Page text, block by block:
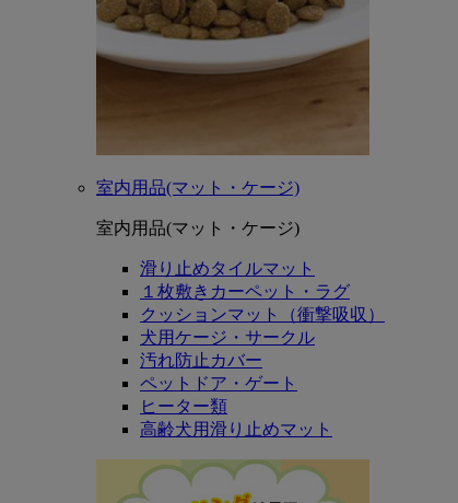
室内用品(マット・ケージ)
室内用品(マット・ケージ)
滑り止めタイルマット
１枚敷きカーペット・ラグ
クッションマット（衝撃吸収）
犬用ケージ・サークル
汚れ防止カバー
ペットドア・ゲート
ヒーター類
高齢犬用滑り止めマット